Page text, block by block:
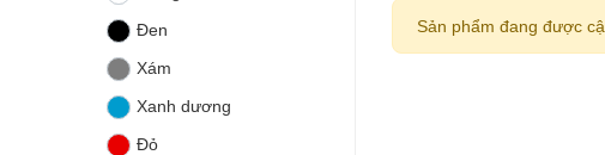
Đen
Xám
Xanh dương
Đỏ
Sản phẩm đang được